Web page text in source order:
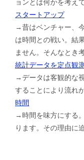
ョンとは何かを考え
スタートアップ
→昔はベンチャー、
は時間との戦い。結
ません。そんなとき
統計データを定点観
→データは客観的な
することにより流れ
時間
→時間を味方にする
ります。その理由に